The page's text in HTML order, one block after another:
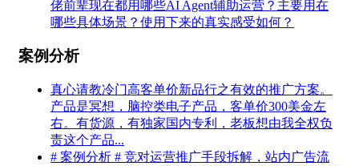
佬前辈现在都用哪些AI Agent辅助运营？主要用在
哪些具体场景？使用下来的真实感受如何？
案例分析
真心请教冷门高客单价新品行之有效的推广方案。
产品是冥想，脑控类电子产品，客单价300美金左
右。有货源，有独家国内专利，老板想由我全权负
责这个产品...
# 案例分析 # 竞对运营推广手段拆解，站内广告流